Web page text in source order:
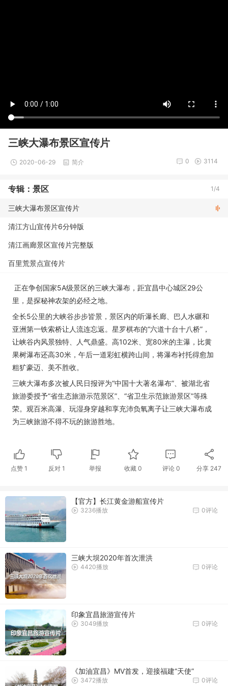
三峡大瀑布景区宣传片
2020-06-29 简介 3114
0
1/4
专辑：景区
三峡大瀑布景区宣传片
清江方山宣传片6分钟版
清江画廊景区宣传片完整版
百里荒景点宣传片
正在争创国家5A级景区的三峡大瀑布，距宜昌中心城区29公
里，是探秘神农架的必经之地。
全长5公里的大峡谷步步皆景，景区内的听瀑长廊、巴人水碾和
亚洲第一铁索桥让人流连忘返。星罗棋布的“六道十台十八桥”，
让峡谷内风景独特、人气鼎盛。高102米、宽80米的主瀑，比黄
果树瀑布还高30米，午后一道彩虹横跨山间，将瀑布衬托得愈加
粗犷豪迈、美不胜收。
三峡大瀑布多次被人民日报评为“中国十大著名瀑布”、被湖北省
旅游委授予“省生态旅游示范景区”、“省卫生示范旅游景区”等殊
荣。观百米高瀑、玩湿身穿越和享充沛负氧离子让三峡大瀑布成
为三峡旅游不得不玩的旅游胜地。
点赞 1 反对1 举报 收藏 0 评论 0 分享 247
【官方】长江黄金游船宣传片
0评论
3236播放
三峡大坝2020年首次泄洪
0评论
4420播放
印象宜昌旅游宣传片
0评论
3049播放
《加油宜昌》MV首发，迎接福建“天使”
0评论
3472播放